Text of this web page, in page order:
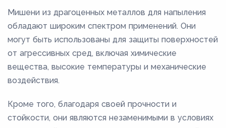
Мишени из драгоценных металлов для напыления
обладают широким спектром применений. Они
могут быть использованы для защиты поверхностей
от агрессивных сред, включая химические
вещества, высокие температуры и механические
воздействия.
Кроме того, благодаря своей прочности и
стойкости, они являются незаменимыми в условиях